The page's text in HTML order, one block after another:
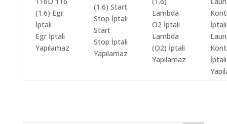
Egr İptali
Yapılamaz
Start
Stop İptali
Yapılamaz
Lambda
(O2) İptali
Yapılamaz
İptali